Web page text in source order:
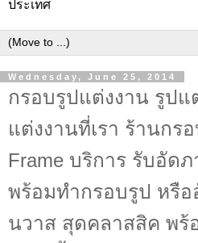
ประเทศ
Wednesday, June 25, 2014
กรอบรูปแต่งงาน รูปแ
แต่งงานที่เรา ร้านกร
Frame บริการ รับอัด
พร้อมทำกรอบรูป หรื
นวาส สุดคลาสสิค พร้